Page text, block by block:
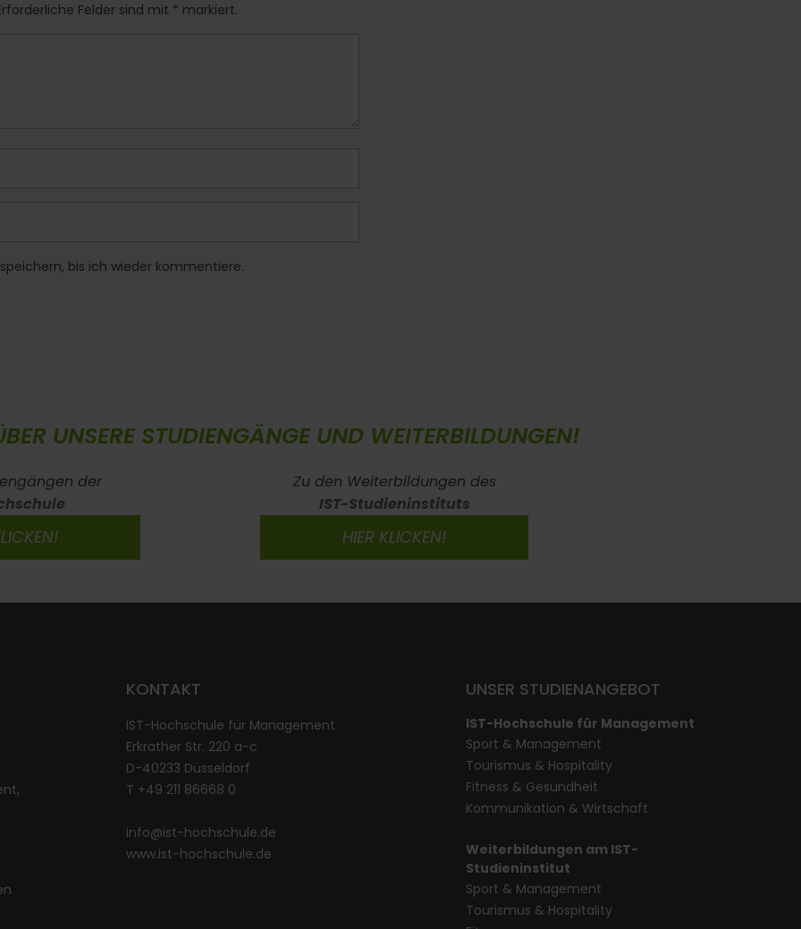
Felder sind mit * markiert.
bis ich wieder kommentiere.
UNSERE STUDIENGÄNGE UND WEITERBILDUNGEN!
der
Zu den Weiterbildungen des
IST-Studieninstituts
HIER KLICKEN!
KONTAKT
IST-Hochschule für Management
Erkrather Str. 220 a-c
D-40233 Düsseldorf
T +49 211 86668 0
info@ist-hochschule.de
www.ist-hochschule.de
UNSER STUDIENANGEBOT
IST-Hochschule für Management
Sport & Management
Tourismus & Hospitality
Fitness & Gesundheit
Kommunikation & Wirtschaft
Weiterbildungen am IST-
Studieninstitut
Sport & Management
Tourismus & Hospitality